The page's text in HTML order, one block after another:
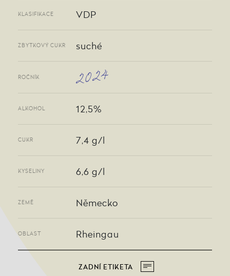
KLASIFIKACE VDP
ZBYTKOVÝ CUKR suché
ROČNÍK 2024
ALKOHOL 12,5%
CUKR 7,4 g/l
KYSELINY 6,6 g/l
ZEMĚ Německo
OBLAST Rheingau
ZADNÍ ETIKETA